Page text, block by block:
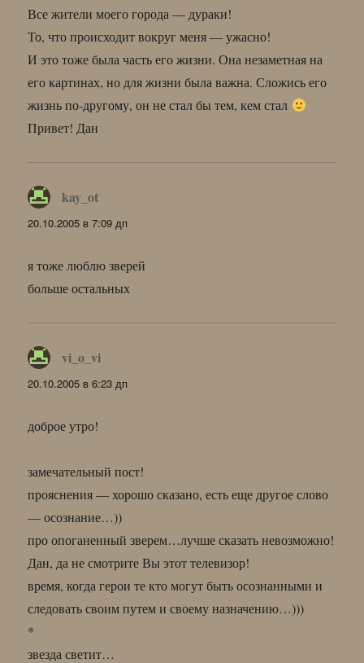
Все жители моего города — дураки!
То, что происходит вокруг меня — ужасно!
И это тоже была часть его жизни. Она незаметная на
его картинах, но для жизни была важна. Сложись его
жизнь по-другому, он не стал бы тем, кем стал
Привет! Дан
kay_ot
20.10.2005 в 7:09 дп
я тоже люблю зверей
больше остальных
vi_o_vi
20.10.2005 в 6:23 дп
доброе утро!
замечательный пост!
прояснения — хорошо сказано, есть еще другое слово
— осознание…))
про опоганенный зверем…лучше сказать невозможно!
Дан, да не смотрите Вы этот телевизор!
время, когда герои те кто могут быть осознанными и
следовать своим путем и своему назначению…)))
*
звезда светит…